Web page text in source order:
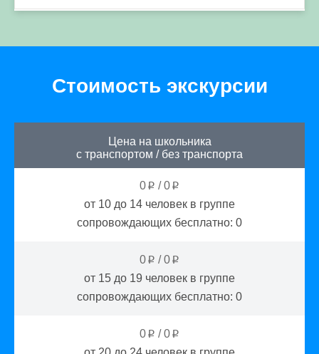
Стоимость экскурсии
Цена на школьника
с транспортом / без транспорта
0 p /0 p
от 10 до 14 человек в группе
сопровождающих бесплатно: 0
0 p /0 p
от 15 до 19 человек в группе
сопровождающих бесплатно: 0
0 p /0 p